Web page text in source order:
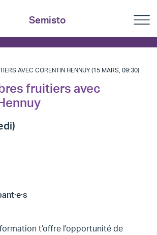
Semisto
AVEC CORENTIN HENNUY (15 MARS, 09:30)
fruitiers avec
t’offre l'opportunité de